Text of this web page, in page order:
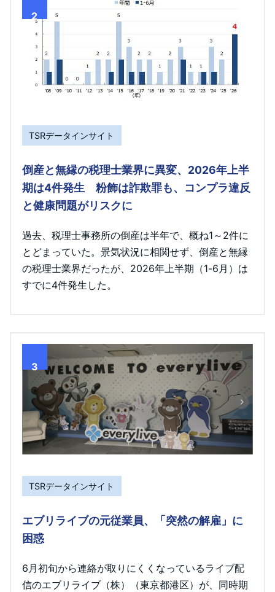
2
TSRデータインサイト
倒産と無縁の税理士業界に異変、2026年上半
期は4件発生 粉飾は詐欺罪も、コンプラ違反
と健康問題がリスクに
過去、税理士事務所の倒産は半年で、概ね1～2件に
とどまっていた。景気状況に相関せず、倒産と無縁
の税理士業界だったが、2026年上半期（1-6月）は
すでに4件発生した。
3
TSRデータインサイト
エブリライブの元従業員、「突然の解雇」に
困惑
6月初旬から連絡が取りにくくなっているライブ配
信のエブリライブ（株）（東京都港区）が、同時期